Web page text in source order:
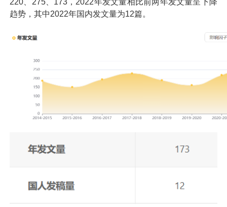
趋势，其中2022年国内发文量为12篇。